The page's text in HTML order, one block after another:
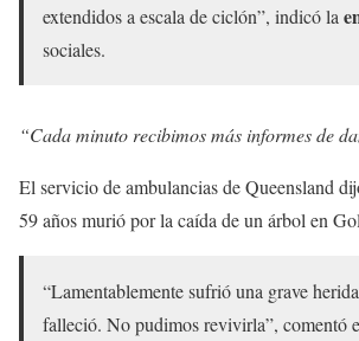
extendidos a escala de ciclón”, indicó la
sociales.
“Cada minuto recibimos más informes de
El servicio de ambulancias de Queensland
59 años murió por la caída de un árbol en
“Lamentablemente sufrió una grave
falleció. No pudimos revivirla”, comentó